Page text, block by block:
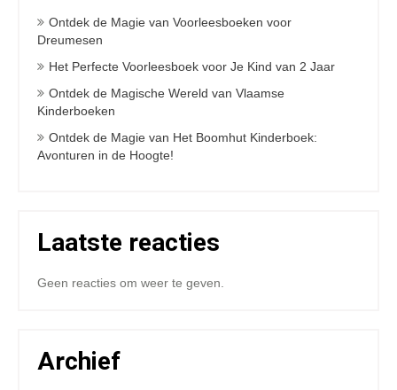
Ontdek de Magie van Voorleesboeken voor
Dreumesen
Het Perfecte Voorleesboek voor Je Kind van 2 Jaar
Ontdek de Magische Wereld van Vlaamse
Kinderboeken
Ontdek de Magie van Het Boomhut Kinderboek:
Avonturen in de Hoogte!
Laatste reacties
Geen reacties om weer te geven.
Archief